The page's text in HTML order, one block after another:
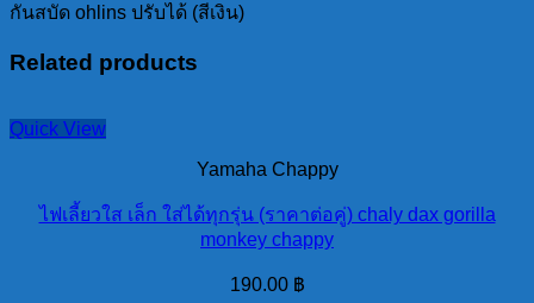
กันสบัด ohlins ปรับได้ (สีเงิน)
Related products
Quick View
Yamaha Chappy
ไฟเลี้ยวใส เล็ก ใส่ได้ทุกรุ่น (ราคาต่อคู่) chaly dax gorilla
monkey chappy
190.00 ฿